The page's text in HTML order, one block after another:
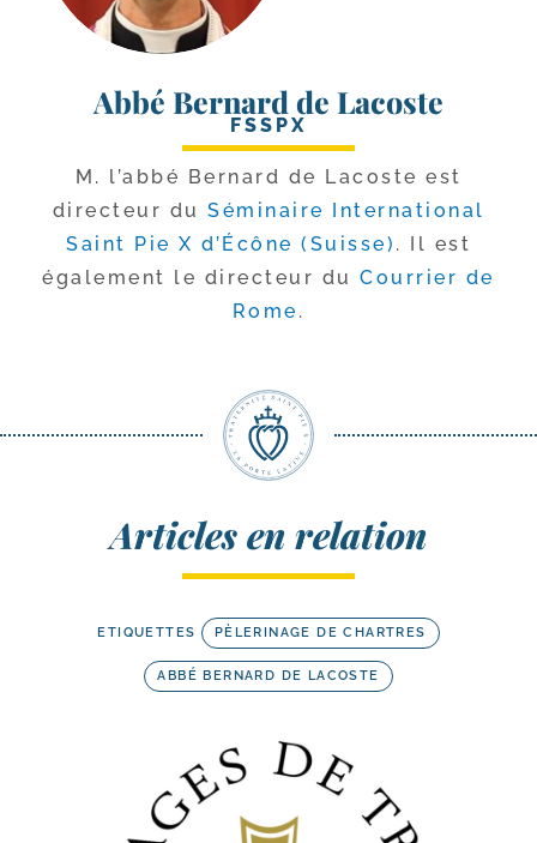
Abbé Bernard de Lacoste
FSSPX
M. l’ab­bé Bernard de Lacoste est
direc­teur du Séminaire International
Saint Pie X d’Écône (Suisse) . Il est
éga­le­ment le direc­teur duCourrier de
Rome .
Articles en relation
ETIQUETTES PÈLERINAGE DE CHARTRES
ABBÉ BERNARD DE LACOSTE